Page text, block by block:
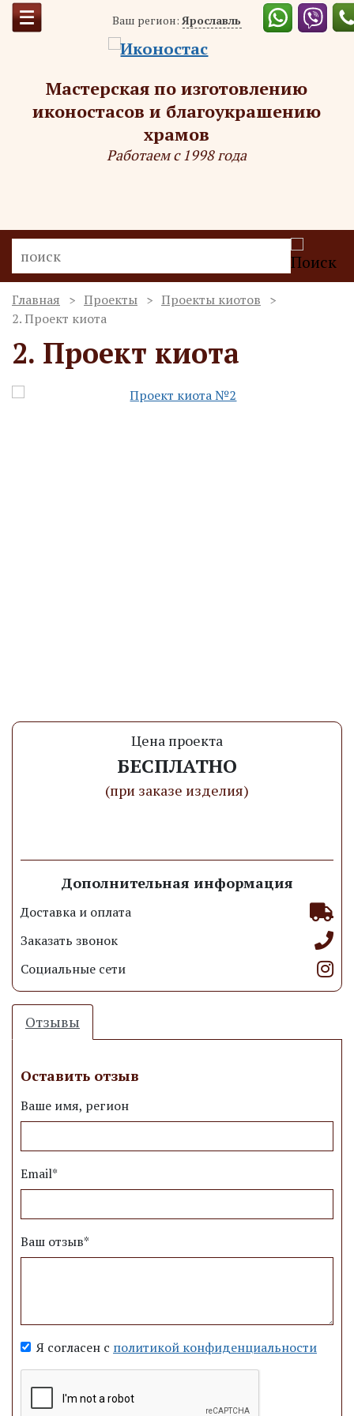
Ваш регион:Ярославль
Мастерская по изготовлению
иконостасов и благоукрашению
храмов
Работаем с 1998 года
Главная Проекты
Проекты киотов
2. Проект киота
2. Проект киота
Цена проекта
БЕСПЛАТНО
(при заказе изделия)
Дополнительная информация
Доставка и оплата
Заказать звонок
Социальные сети
Отзывы
Оставить отзыв
Ваше имя, регион
Email*
Ваш отзыв*
Я согласен с политикой конфиденциальности